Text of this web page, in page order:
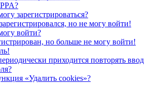
зарегистрироваться?
но не могу войти!
войти?
но больше не могу войти!
приходится повторять ввод
«Удалить cookies»?